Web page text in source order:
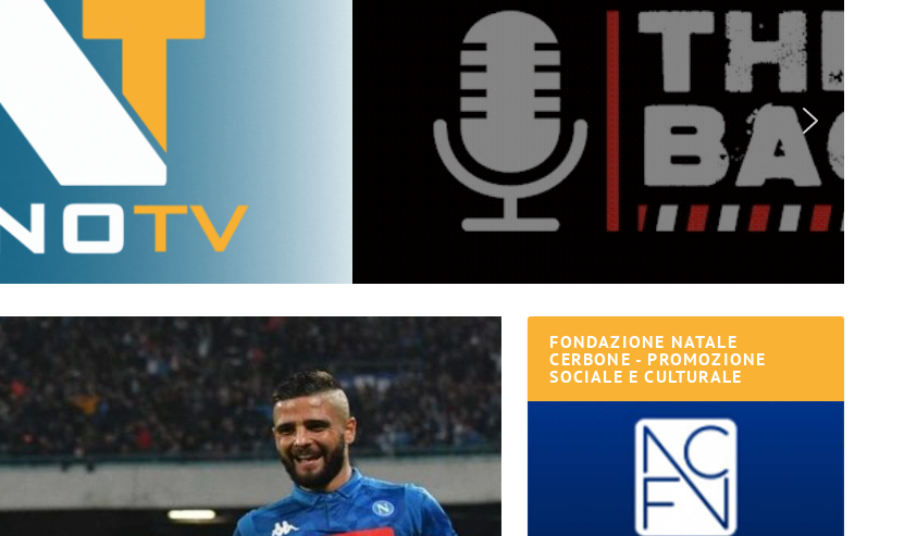
FONDAZIONE NATALE
CERBONE - PROMOZIONE
SOCIALE E CULTURALE